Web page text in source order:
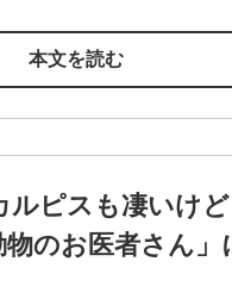
本文を読む
ルピスも凄いけ
のお医者さん」